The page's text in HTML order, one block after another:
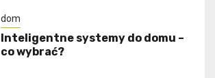
dom
Inteligentne systemy do domu –
co wybrać?